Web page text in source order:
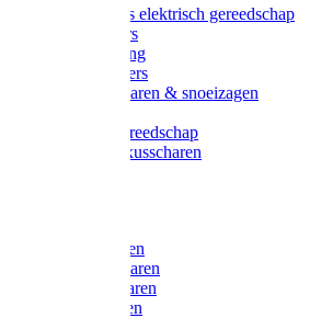
Accessoires elektrisch gereedschap
Grasmaaiers
Tuinreiniging
Robotmaaiers
Heggenscharen & snoeizagen
Klussen gereedschap
Gras & buxusscharen
Snoeischaren
Heggenscharen
Takkenscharen
Snoeimessen